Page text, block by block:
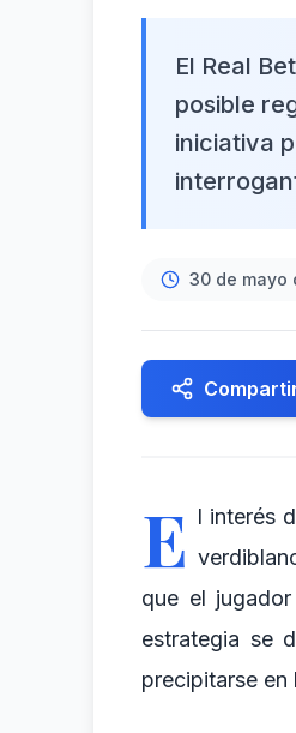
El Real
posible
iniciativa
30 de mayo
E l interés
que el
estrategia se
precipitarse en